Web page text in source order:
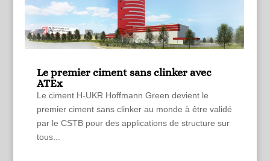
Le premier ciment sans clinker avec
ATEx
Le ciment H-UKR Hoffmann Green devient le
premier ciment sans clinker au monde à être validé
par le CSTB pour des applications de structure sur
tous...